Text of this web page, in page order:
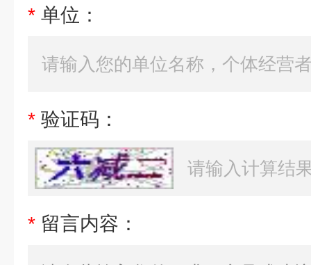
* 单位：
* 验证码：
* 留言内容：